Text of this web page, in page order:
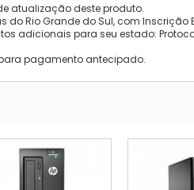
atualização deste produto.
do Rio Grande do Sul, com Inscrição
adicionais para seu estado:
pagamento antecipado.